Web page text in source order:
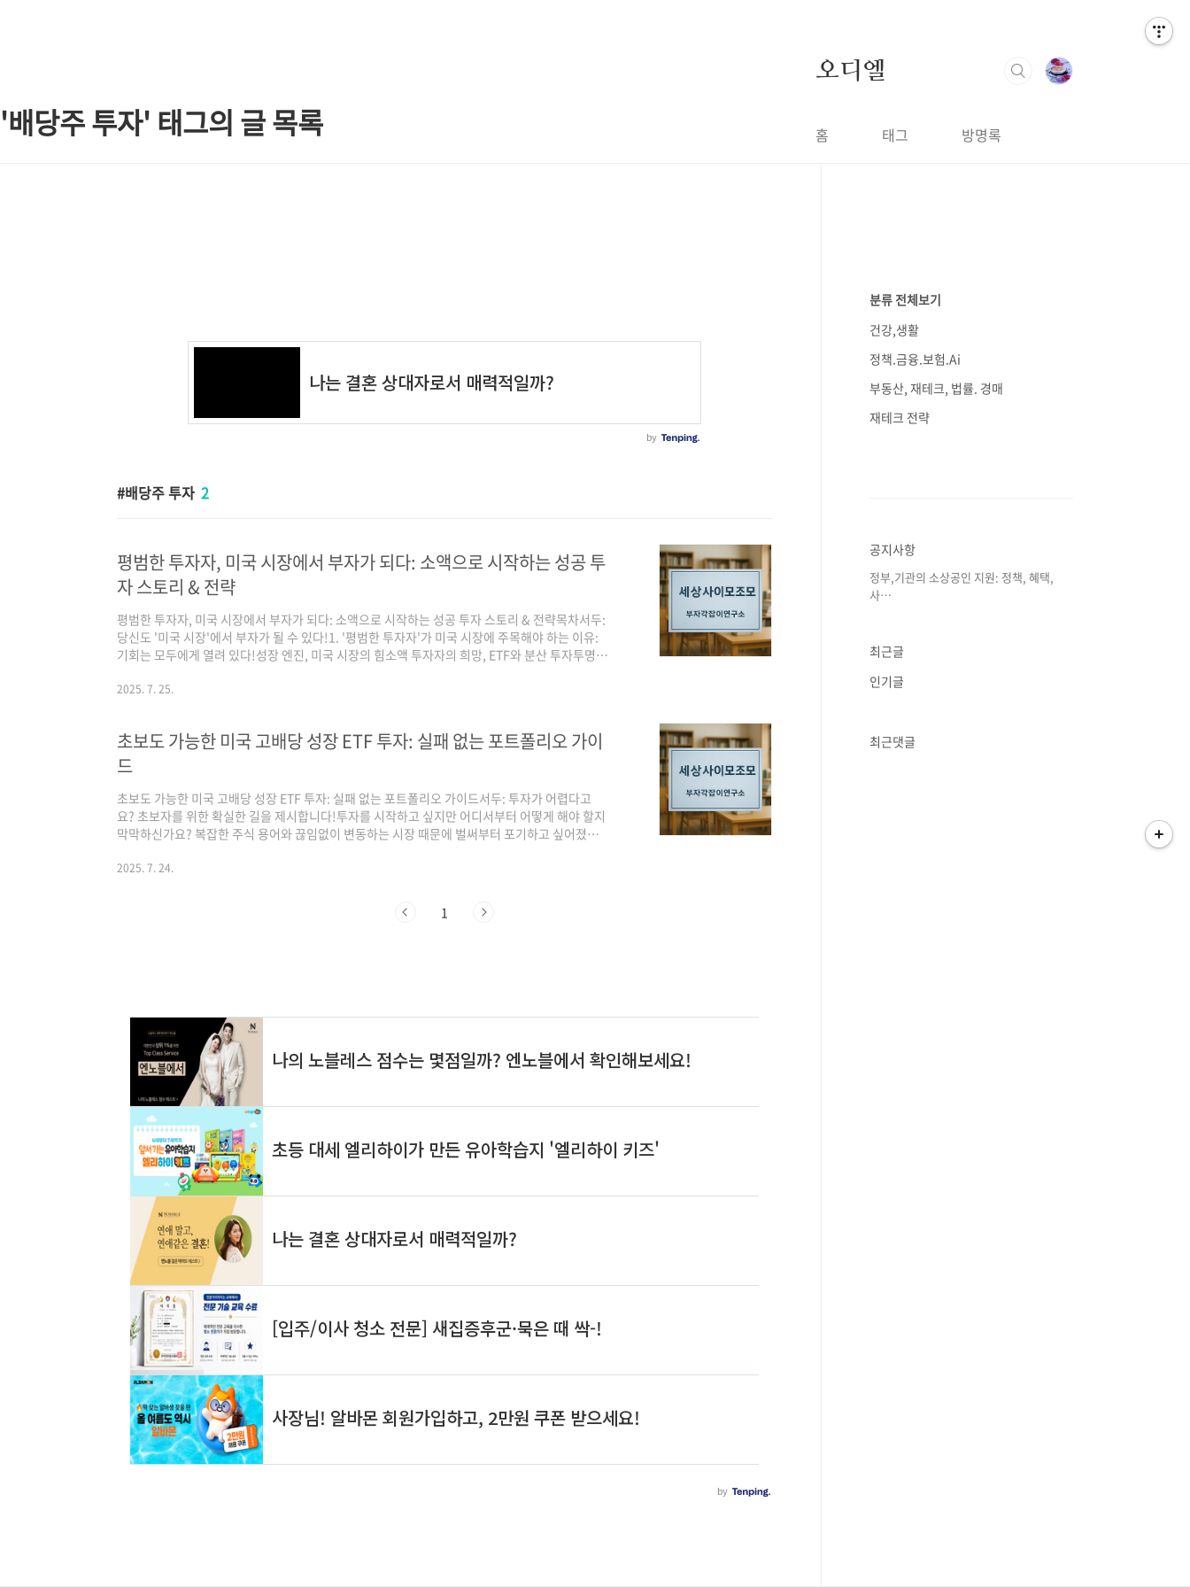
'배당주 투자' 태그의 글 목록
오디엘
홈 태그 방명록
배당주 투자 2
평범한 투자자, 미국 시장에서 부자가 되다: 소액으로 시작하는 성공 투
자 스토리 & 전략
평범한 투자자, 미국 시장에서 부자가 되다: 소액으로 시작하는 성공 투자 스토리 & 전략목차서두:
당신도 '미국 시장'에서 부자가 될 수 있다!1. '평범한 투자자'가 미국 시장에 주목해야 하는 이유:
기회는 모두에게 열려 있다!성장 엔진, 미국 시장의 힘소액 투자자의 희망, ETF와 분산 투자투명한
략'으로 시간의 복리를 활용하라전략 2: '배당 성장주 포트폴리오'로 현금 흐름을 구축하라전략 3:
2025. 7. 25.
초보도 가능한 미국 고배당 성장 ETF 투자: 실패 없는 포트폴리오 가이
드
초보도 가능한 미국 고배당 성장 ETF 투자: 실패 없는 포트폴리오 가이드서두: 투자가 어렵다고
요? 초보자를 위한 확실한 길을 제시합니다!투자를 시작하고 싶지만 어디서부터 어떻게 해야 할지
막막하신가요? 복잡한 주식 용어와 끊임없이 변동하는 시장 때문에 벌써부터 포기하고 싶어졌나
이드가 여기 있습니다.수많은 정보 속에서 헤매지 않도록, 저희 블로그는 증권 전문가, 투자증권 연
제공합니다. 단순히 지식을 전달하는 것을 넘어, '실패 없는' 투자 원칙을 제시하며 여러분의 소중
2025. 7. 24.
1
분류 전체보기
건강,생활
정책.금융.보험.Ai
부동산, 재테크, 법률. 경매
재테크 전략
공지사항
정부,기관의 소상공인 지원: 정책, 혜택,
사⋯
최근글
인기글
최근댓글